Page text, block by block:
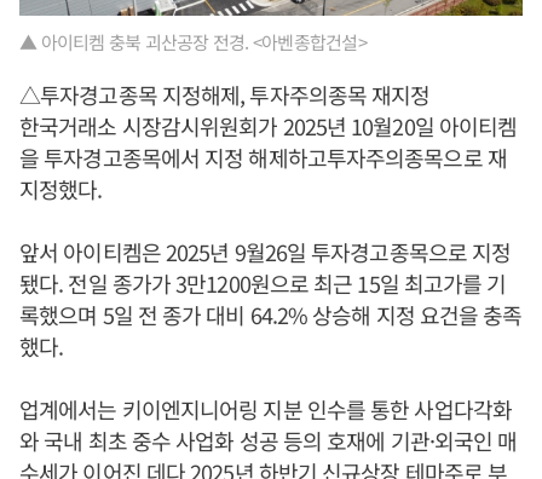
▲ 아이티켐 충북 괴산공장 전경. <아벤종합건설>
△투자경고종목 지정해제, 투자주의종목 재지정
한국거래소 시장감시위원회가 2025년 10월20일 아이티켐
을 투자경고종목에서 지정 해제하고투자주의종목으로 재
지정했다.
앞서 아이티켐은 2025년 9월26일 투자경고종목으로 지정
됐다. 전일 종가가 3만1200원으로 최근 15일 최고가를 기
록했으며 5일 전 종가 대비 64.2% 상승해 지정 요건을 충족
했다.
업계에서는 키이엔지니어링 지분 인수를 통한 사업다각화
와 국내 최초 중수 사업화 성공 등의 호재에 기관·외국인 매
수세가 이어진 데다 2025년 하반기 신규상장 테마주로 부